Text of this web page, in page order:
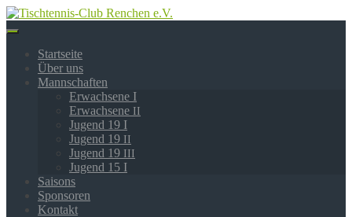
Springe
zum
Startseite
Über uns
Mannschaften
Erwachsene I
Erwachsene II
Jugend 19 I
Jugend 19 II
Jugend 19 III
Jugend 15 I
Saisons
Sponsoren
Kontakt